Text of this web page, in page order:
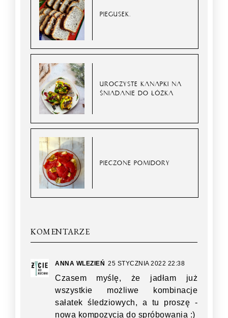
PIEGUSEK.
UROCZYSTE KANAPKI NA
ŚNIADANIE DO ŁÓŻKA
PIECZONE POMIDORY
KOMENTARZE
ANNA WLEZIEŃ 25 STYCZNIA 2022 22:38
Czasem myślę, że jadłam już
wszystkie możliwe kombinacje
sałatek śledziowych, a tu proszę -
nowa kompozycja do spróbowania :)